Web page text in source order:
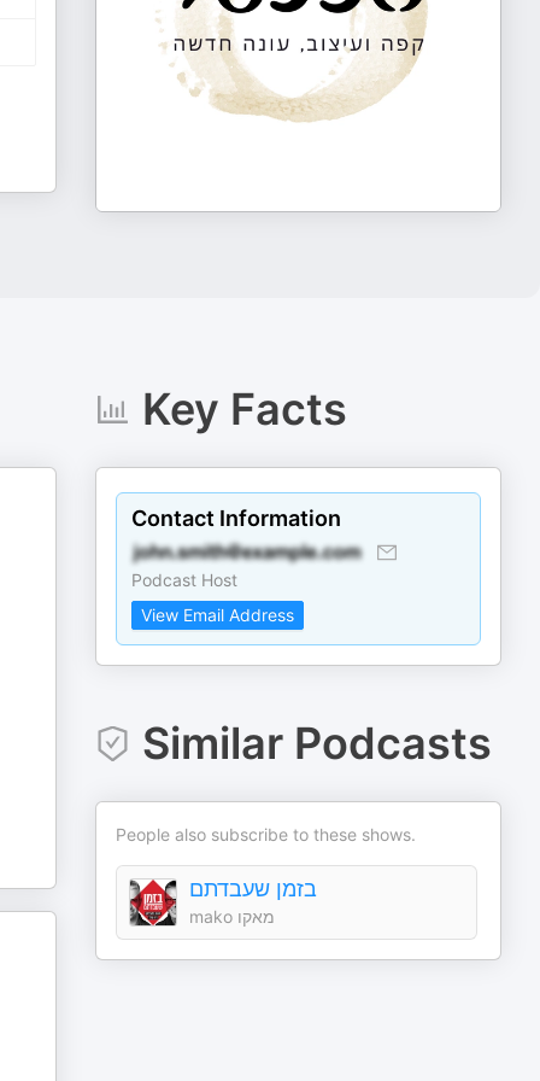
Key Facts
Contact Information
Podcast Host
View Email Address
Similar Podcasts
People also subscribe to these shows.
בזמן שעבדתם
mako מאקו